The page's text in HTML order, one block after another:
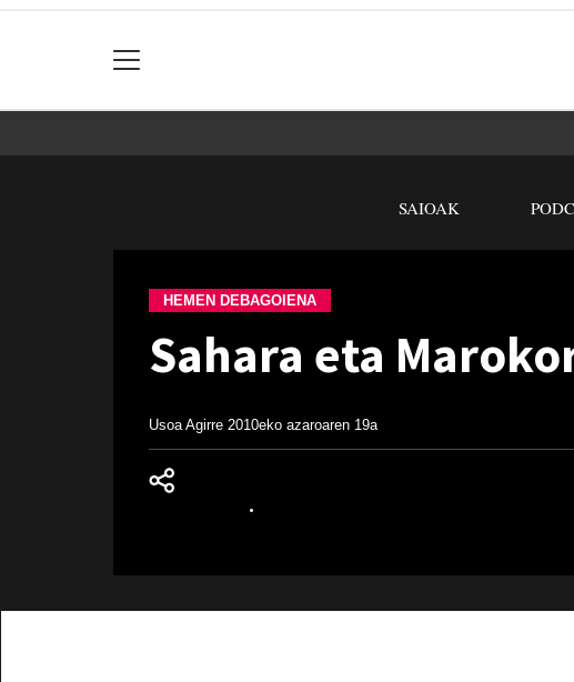
SAIOAK
HEMEN DEBAGOIENA
Sahara eta
Usoa Agirre 2010eko azaroaren 19a
.